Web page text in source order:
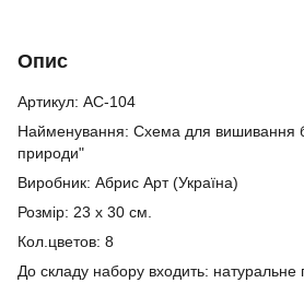
Опис
Артикул: АС-104
Найменування: Схема для вишивання
природи"
Виробник: Абрис Арт (Україна)
Розмір: 23 х 30 см.
Кол.цветов: 8
До складу набору входить: натуральне